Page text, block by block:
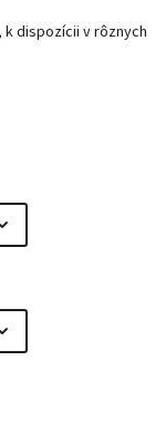
dispozícii v rôznych